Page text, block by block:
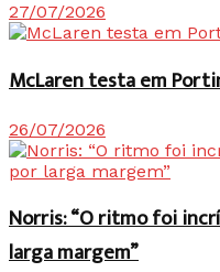
27/07/2026
McLaren testa em
26/07/2026
Norris: “O ritmo foi
larga margem”